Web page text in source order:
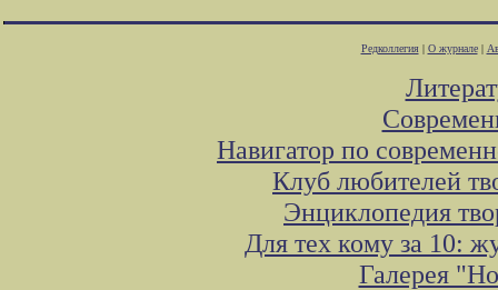
Редколлегия| О журнале|
Навигатор по
Клуб любителей
Энциклопедия
Для тех кому за 10:
Галерея